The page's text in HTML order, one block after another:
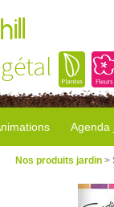
Agenda
Nos produits jardin >